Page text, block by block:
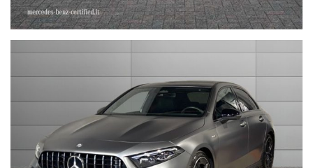
VIA BENTINI, 111
VIALE BERTI - PICHAT, 10 - 40127 BOLOGNA
--------------------------------------------------------------------------
Stefauto S.p.a. declina ogni responsabilità per eventuali non
conformità relative ad equipaggiamento, omologazioni anti
inquinamento, accessori, ecc. pubblicate nei diversi portali.